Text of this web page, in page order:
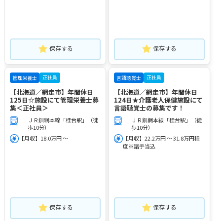
保存する 保存する
管理栄養士 正社員
【北海道／網走市】年間休日
125日☆施設にて管理栄養士募
集＜正社員＞
ＪＲ釧網本線「桂台駅」（徒
歩10分）
【月収】18.0万円 ～
保存する
言語聴覚士 正社員
【北海道／網走市】年間休日
124日★介護老人保健施設にて
言語聴覚士の募集です！
ＪＲ釧網本線「桂台駅」（徒
歩10分）
【月収】22.2万円 ～ 31.8万円程
度※諸手当込
保存する